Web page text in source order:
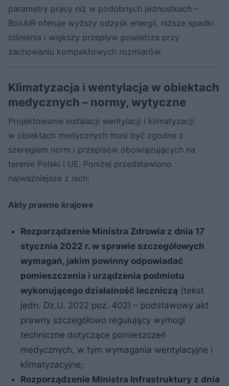
parametry pracy niż w podobnych jednostkach –
BoxAIR oferuje wyższy odzysk energii, niższe spadki
ciśnienia i większy przepływ powietrza przy
zachowaniu kompaktowych rozmiarów.
Klimatyzacja i wentylacja w obiektach
medycznych – normy, wytyczne
Projektowanie instalacji wentylacji i klimatyzacji
w obiektach medycznych musi być zgodne z
szeregiem norm i przepisów obowiązujących na
terenie Polski i UE. Poniżej przedstawiono
najważniejsze z nich:
Akty prawne krajowe
Rozporządzenie Ministra Zdrowia z dnia 17
stycznia 2022 r. w sprawie szczegółowych
wymagań, jakim powinny odpowiadać
pomieszczenia i urządzenia podmiotu
wykonującego działalność leczniczą (tekst
jedn. Dz.U. 2022 poz. 402) – podstawowy akt
prawny szczegółowo regulujący wymogi
techniczne dotyczące pomieszczeń
medycznych, w tym wymagania wentylacyjne i
klimatyzacyjne;
Rozporządzenie Ministra Infrastruktury z dnia